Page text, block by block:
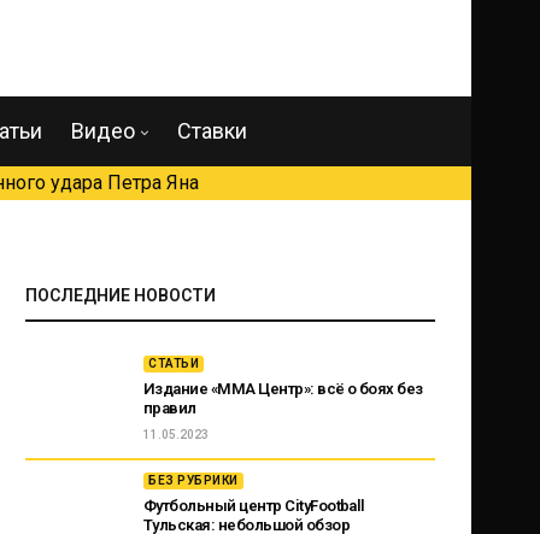
Видео Ставки
удара Петра Яна
ПОСЛЕДНИЕ НОВОСТИ
СТАТЬИ
Издание «ММА Центр»: всё о боях без
правил
11.05.2023
БЕЗ РУБРИКИ
Футбольный центр CityFootball
Тульская: небольшой обзор